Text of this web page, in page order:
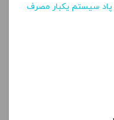
پاد سیستم یکبار مصرف